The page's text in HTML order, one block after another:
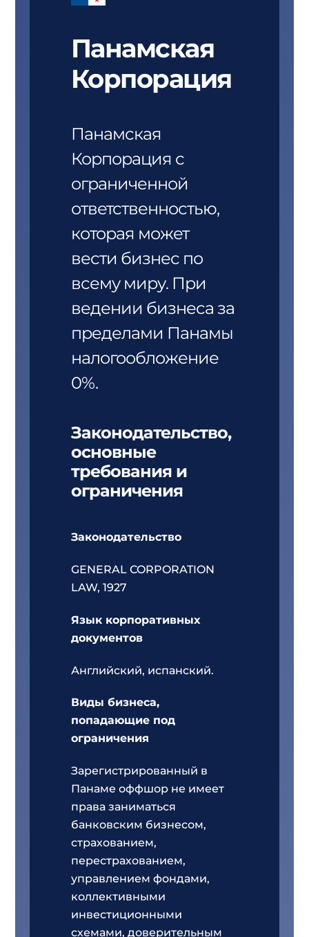
Панамская
Корпорация
Панамская
Корпорация с
ограниченной
ответственностью,
которая может
вести бизнес по
всему миру. При
ведении бизнеса за
пределами Панамы
налогообложение
0%.
Законодательство,
основные
требования и
ограничения
Законодательство
GENERAL CORPORATION
LAW, 1927
Язык корпоративных
документов
Английский, испанский.
Виды бизнеса,
попадающие под
ограничения
Зарегистрированный в
Панаме оффшор не имеет
права заниматься
банковским бизнесом,
страхованием,
перестрахованием,
управлением фондами,
коллективными
инвестиционными
схемами, доверительным